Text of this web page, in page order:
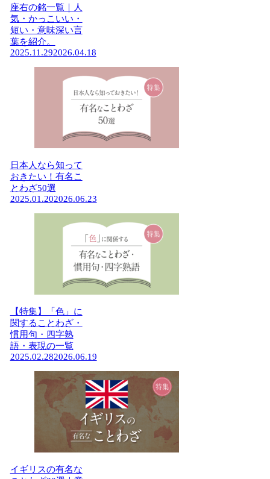
座右の銘一覧｜人
気・かっこいい・
短い・意味深い言
葉を紹介。
2025.11.292026.04.18
日本人なら知って
おきたい！有名こ
とわざ50選
2025.01.202026.06.23
【特集】「色」に
関することわざ・
慣用句・四字熟
語・表現の一覧
2025.02.282026.06.19
イギリスの有名な